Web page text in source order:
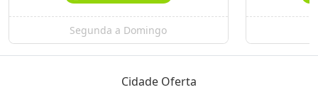
Segunda a Domingo
Cidade Oferta